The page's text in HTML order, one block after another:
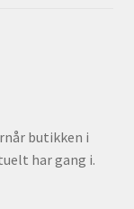
butikken i
har gang i.